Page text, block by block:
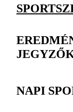
NAPI